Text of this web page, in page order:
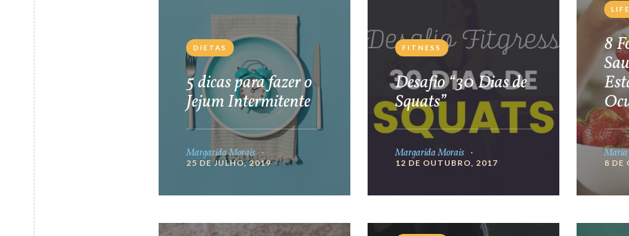
DIETAS
5 dicas para fazer o
Jejum Intermitente
Margarida Morais
25 DE JULHO, 2019
FITNESS
Desafio “30 Dias de
Squats”
Margarida Morais
12 DE OUTUBRO, 2017
8
Maria
8 DE